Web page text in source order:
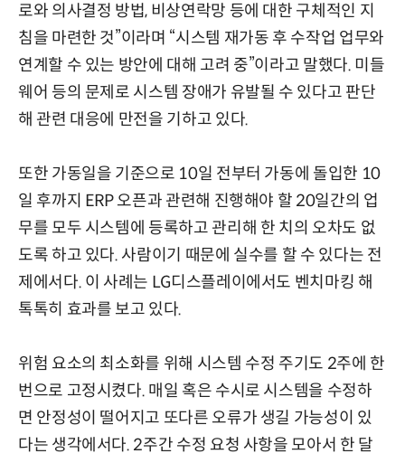
로와 의사결정 방법, 비상연락망 등에 대한 구체적인 지
침을 마련한 것”이라며 “시스템 재가동 후 수작업 업무와
연계할 수 있는 방안에 대해 고려 중”이라고 말했다. 미들
웨어 등의 문제로 시스템 장애가 유발될 수 있다고 판단
해 관련 대응에 만전을 기하고 있다.
또한 가동일을 기준으로 10일 전부터 가동에 돌입한 10
일 후까지 ERP 오픈과 관련해 진행해야 할 20일간의 업
무를 모두 시스템에 등록하고 관리해 한 치의 오차도 없
도록 하고 있다. 사람이기 때문에 실수를 할 수 있다는 전
제에서다. 이 사례는 LG디스플레이에서도 벤치마킹 해
톡톡히 효과를 보고 있다.
위험 요소의 최소화를 위해 시스템 수정 주기도 2주에 한
번으로 고정시켰다. 매일 혹은 수시로 시스템을 수정하
면 안정성이 떨어지고 또다른 오류가 생길 가능성이 있
다는 생각에서다. 2주간 수정 요청 사항을 모아서 한 달